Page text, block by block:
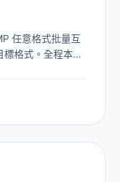
任意格式批量互
格式。全程本地